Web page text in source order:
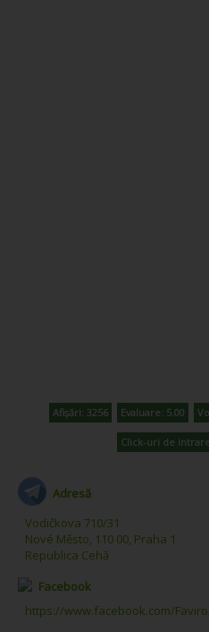
Afișări: 3256 Evaluare: 5.00
Click-uri de
Adresă
Vodičkova 710/31
Nové Město, 110 00, Praha 1
Republica Cehă
Facebook
https://www.facebook.com/